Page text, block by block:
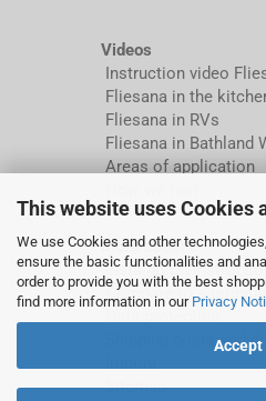
This website uses Cookies
We use Cookies and other
ensure the basic functionalities and
order to provide you with the best
find more information in our Privacy
Accept
Videos
Instruction video
Fliesana in the
Fliesana in RVs
Fliesana in Bathland
Areas of application
More about...
Installation
Compare to
Shipping costs and
Sitemap